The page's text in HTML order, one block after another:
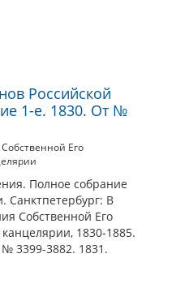
Российской
1-е. 1830. От №
Его
Полное собрание
Санктпетербург: В
Собственной Его
1830-1885.
3399-3882. 1831.